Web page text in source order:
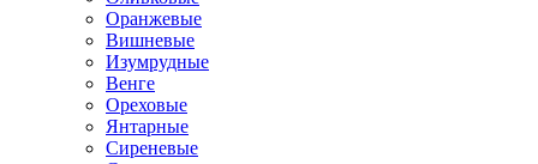
Оранжевые
Вишневые
Изумрудные
Венге
Ореховые
Янтарные
Сиреневые